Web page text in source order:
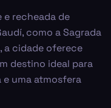
recheada de
como a Sagrada
a cidade oferece
destino ideal para
uma atmosfera